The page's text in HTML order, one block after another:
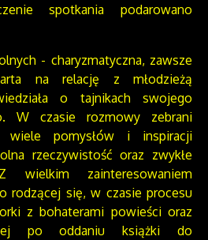
spotkania podarowano
- charyzmatyczna, zawsze
na relację z młodzieżą
o tajnikach swojego
W czasie rozmowy zebrani
pomysłów i inspiracji
rzeczywistość oraz zwykłe
wielkim zainteresowaniem
rodzącej się, w czasie procesu
z bohaterami powieści oraz
po oddaniu książki do